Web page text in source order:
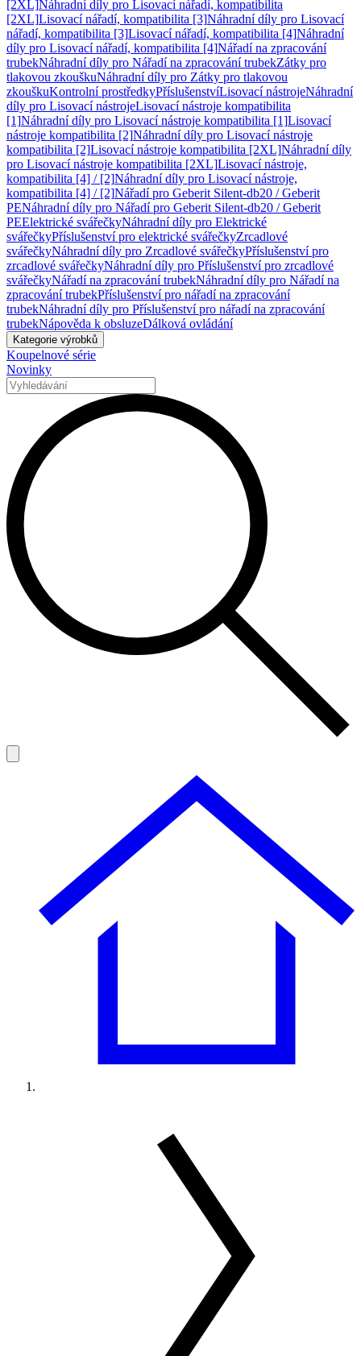
[2XL]Náhradní díly pro Lisovací nářadí, kompatibilita
[2XL]Lisovací nářadí, kompatibilita [3]Náhradní díly pro Lisovací
nářadí, kompatibilita [3]Lisovací nářadí, kompatibilita [4]Náhradní
díly pro Lisovací nářadí, kompatibilita [4]Nářadí na zpracování
trubekNáhradní díly pro Nářadí na zpracování trubekZátky pro
tlakovou zkouškuNáhradní díly pro Zátky pro tlakovou
zkouškuKontrolní prostředkyPříslušenstvíLisovací nástrojeNáhradní
díly pro Lisovací nástrojeLisovací nástroje kompatibilita
[1]Náhradní díly pro Lisovací nástroje kompatibilita [1]Lisovací
nástroje kompatibilita [2]Náhradní díly pro Lisovací nástroje
kompatibilita [2]Lisovací nástroje kompatibilita [2XL]Náhradní díly
pro Lisovací nástroje kompatibilita [2XL]Lisovací nástroje,
kompatibilita [4] / [2]Náhradní díly pro Lisovací nástroje,
kompatibilita [4] / [2]Nářadí pro Geberit Silent-db20 / Geberit
PENáhradní díly pro Nářadí pro Geberit Silent-db20 / Geberit
PEElektrické svářečkyNáhradní díly pro Elektrické
svářečkyPříslušenství pro elektrické svářečkyZrcadlové
svářečkyNáhradní díly pro Zrcadlové svářečkyPříslušenství pro
zrcadlové svářečkyNáhradní díly pro Příslušenství pro zrcadlové
svářečkyNářadí na zpracování trubekNáhradní díly pro Nářadí na
zpracování trubekPříslušenství pro nářadí na zpracování
trubekNáhradní díly pro Příslušenství pro nářadí na zpracování
trubekNápověda k obsluzeDálková ovládání
Kategorie výrobků
Koupelnové série
Novinky